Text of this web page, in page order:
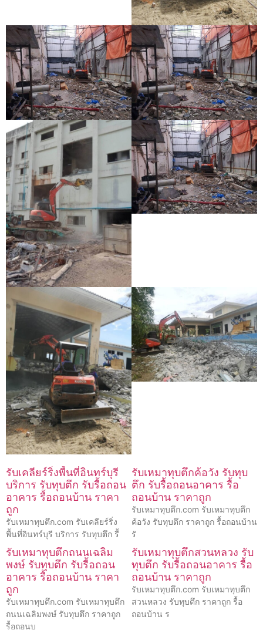
รับเคลียร์ริ่งพื้นที่อินทร์บุรี
บริการ รับทุบตึก รับรื้อถอน
อาคาร รื้อถอนบ้าน ราคา
ถูก
รับเหมาทุบตึก.com รับเคลียร์ริ่ง
พื้นที่อินทร์บุรี บริการ รับทุบตึก รื้
รับเหมาทุบตึกค้อวัง รับทุบ
ตึก รับรื้อถอนอาคาร รื้อ
ถอนบ้าน ราคาถูก
รับเหมาทุบตึก.com รับเหมาทุบตึก
ค้อวัง รับทุบตึก ราคาถูก รื้อถอนบ้าน
รั
รับเหมาทุบตึกถนนเฉลิม
พงษ์ รับทุบตึก รับรื้อถอน
อาคาร รื้อถอนบ้าน ราคา
ถูก
รับเหมาทุบตึก.com รับเหมาทุบตึก
ถนนเฉลิมพงษ์ รับทุบตึก ราคาถูก
รื้อถอนบ
รับเหมาทุบตึกสวนหลวง รับ
ทุบตึก รับรื้อถอนอาคาร รื้อ
ถอนบ้าน ราคาถูก
รับเหมาทุบตึก.com รับเหมาทุบตึก
สวนหลวง รับทุบตึก ราคาถูก รื้อ
ถอนบ้าน ร